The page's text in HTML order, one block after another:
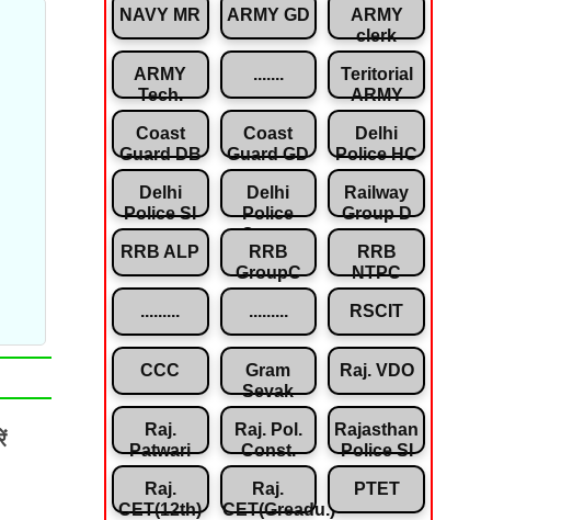
NAVY MR ARMY GD
ARMY
clerk
ARMY
Tech.
.......
Teritorial
ARMY
Coast
Guard DB
Coast
Guard GD
Delhi
Police HC
Delhi
Police SI
Delhi
Police
Const.
Railway
Group D
RRB ALP
RRB
GroupC
RRB
NTPC
......... ......... RSCIT
CCC
Gram
Sevak
Raj. VDO
Raj.
Patwari
Raj. Pol.
Const.
Rajasthan
Police SI
Raj.
CET(12th)
Raj.
CET(Greadu.)
PTET